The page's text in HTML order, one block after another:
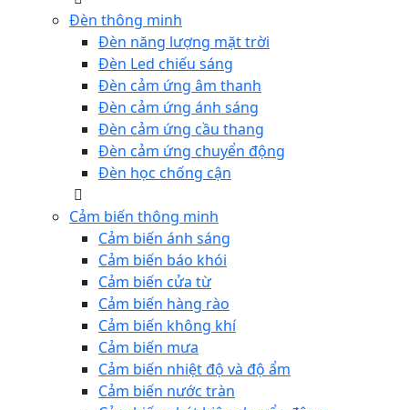
Đèn thông minh
Đèn năng lượng mặt trời
Đèn Led chiếu sáng
Đèn cảm ứng âm thanh
Đèn cảm ứng ánh sáng
Đèn cảm ứng cầu thang
Đèn cảm ứng chuyển động
Đèn học chống cận
Cảm biến thông minh
Cảm biến ánh sáng
Cảm biến báo khói
Cảm biến cửa từ
Cảm biến hàng rào
Cảm biến không khí
Cảm biến mưa
Cảm biến nhiệt độ và độ ẩm
Cảm biến nước tràn